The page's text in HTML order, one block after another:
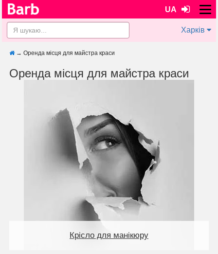
UA
Харків
→ Оренда місця для майстра краси
Оренда місця для майстра краси
Крісло для манікюру